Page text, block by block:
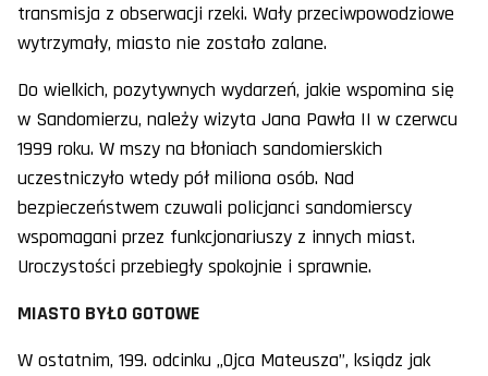
transmisja z obserwacji rzeki. Wały przeciwpowodziowe
wytrzymały, miasto nie zostało zalane.
Do wielkich, pozytywnych wydarzeń, jakie wspomina się
w Sandomierzu, należy wizyta Jana Pawła II w czerwcu
1999 roku. W mszy na błoniach sandomierskich
uczestniczyło wtedy pół miliona osób. Nad
bezpieczeństwem czuwali policjanci sandomierscy
wspomagani przez funkcjonariuszy z innych miast.
Uroczystości przebiegły spokojnie i sprawnie.
MIASTO BYŁO GOTOWE
W ostatnim, 199. odcinku „Ojca Mateusza”, ksiądz jak